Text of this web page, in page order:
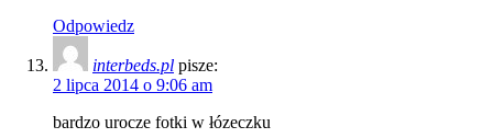
Odpowiedz
interbeds.pl pisze:
2 lipca 2014 o 9:06 am
bardzo urocze fotki w łózeczku